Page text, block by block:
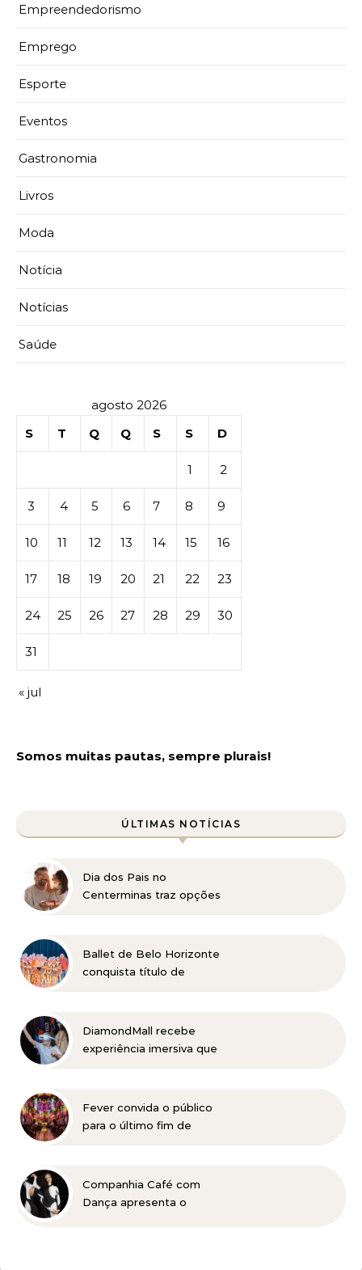
Empreendedorismo
Emprego
Esporte
Eventos
Gastronomia
Livros
Moda
Notícia
Notícias
Saúde
agosto 2026
S
T Q Q S S D
1 2
3 4 5 6 7 8 9
10 11 12 13 14 15 16
17 18 19 20 21 22 23
24 25 26 27 28 29 30
31
« jul
Somos muitas pautas, sempre plurais!
ÚLTIMAS NOTÍCIAS
Dia dos Pais no
Centerminas traz opções
especiais
Ballet de Belo Horizonte
conquista título de
mundo
DiamondMall recebe
experiência imersiva que
Antiga
Fever convida o público
para o último fim de
Horizonte
Companhia Café com
Dança apresenta o